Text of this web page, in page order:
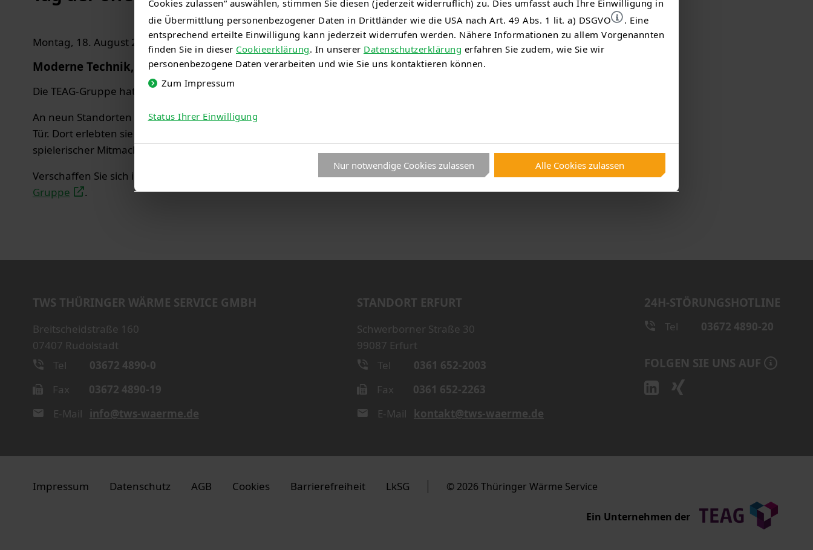
Cookies zulassen“ auswählen, stimmen Sie diesen (jederzeit widerruflich) zu. Dies umfasst auch Ihre Einwilligung in
die Übermittlung personenbezogener Daten in Drittländer wie die USA nach Art. 49 Abs. 1 lit. a) DSGVO
. Eine
entsprechend erteilte Einwilligung kann jederzeit widerrufen werden. Nähere Informationen zu allem Vorgenannten
finden Sie in dieser Cookieerklärung. In unserer Datenschutzerklärung erfahren Sie zudem, wie Sie wir
personenbezogene Daten verarbeiten und wie Sie uns kontaktieren können.
Zum Impressum
Status Ihrer Einwilligung
Nur notwendige Cookies zulassen Alle Cookies zulassen
Montag, 18. August 2025
Moderne Technik, die begeistert: 9 Standorte voller Energie
Die TEAG-Gruppe hatte am30. August 2025
An neun Standorten der TEAG-Gruppe kamen
Tür. Dort erlebten sie einen ereignisreichen Tag voller wissenschaftlicher und technischer Einblicke und
spielerischer Mitmachangebote für Groß und Klein.
Verschaffen Sie sich in unserem Video und Artikel einen
Einblick über den Tag der offenen Tür 2025 der TEAG-
Gruppe
.
TWS THÜRINGER WÄRME SERVICE GMBH
Breitscheidstraße 160
07407 Rudolstadt
Tel
03672 4890-0
Fax
03672 4890-19
E-Mail
info@tws-waerme.de
STANDORT ERFURT
Schwerborner Straße 30
99087 Erfurt
Tel
0361 652-2003
Fax
0361 652-2263
E-Mail
kontakt@tws-waerme.de
24H-STÖRUNGSHOTLINE
Tel 03672 4890-20
FOLGEN SIE UNS AUF
Impressum Datenschutz AGB Cookies Barrierefreiheit LkSG © 2026 Thüringer Wärme Service
Ein Unternehmen der